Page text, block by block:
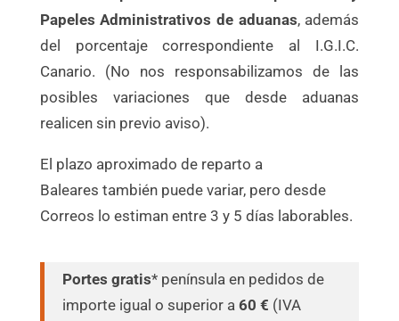
Papeles Administrativos de aduanas, además
del porcentaje correspondiente al I.G.I.C.
Canario. (No nos responsabilizamos de las
posibles variaciones que desde aduanas
realicen sin previo aviso).
El plazo aproximado de reparto a
Baleares también puede variar, pero desde
Correos lo estiman entre 3 y 5 días laborables.
Portes gratis* península en pedidos de
importe igual o superior a 60 € (IVA